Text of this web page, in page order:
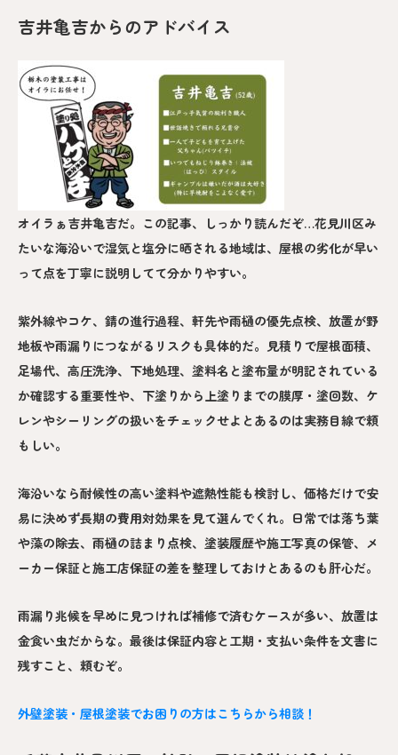
吉井亀吉からのアドバイス
オイラぁ吉井亀吉だ。この記事、しっかり読んだぞ…花見川区み
たいな海沿いで湿気と塩分に晒される地域は、屋根の劣化が早い
って点を丁寧に説明してて分かりやすい。
紫外線やコケ、錆の進行過程、軒先や雨樋の優先点検、放置が野
地板や雨漏りにつながるリスクも具体的だ。見積りで屋根面積、
足場代、高圧洗浄、下地処理、塗料名と塗布量が明記されている
か確認する重要性や、下塗りから上塗りまでの膜厚・塗回数、ケ
レンやシーリングの扱いをチェックせよとあるのは実務目線で頼
もしい。
海沿いなら耐候性の高い塗料や遮熱性能も検討し、価格だけで安
易に決めず長期の費用対効果を見て選んでくれ。日常では落ち葉
や藻の除去、雨樋の詰まり点検、塗装履歴や施工写真の保管、メ
ーカー保証と施工店保証の差を整理しておけとあるのも肝心だ。
雨漏り兆候を早めに見つければ補修で済むケースが多い、放置は
金食い虫だからな。最後は保証内容と工期・支払い条件を文書に
残すこと、頼むぞ。
外壁塗装・屋根塗装でお困りの方はこちらから相談！